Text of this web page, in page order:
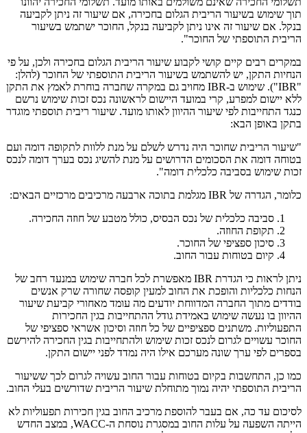
תוך שימוש בשיעור הריבית הגלום בחכירה, אם שיעור זה ניתן לקביעה
בנקל. אם שיעור זה אינו ניתן לקביעה בנקל, החוכר ישתמש בשיעור
הריבית התוספתי של החוכר".
במקרים רבים קיים קושי לקבוע שיעור הריבית הגלום בחכירה ולכן, על פי
הנחיות התקן, יש להשתמש בשיעור הריבית התוספתי של החוכר (להלן:
"IBR"). שימוש ב-IBR מחויב גם במקרה שחברה בוחרת לאמץ את התקן
ללא יישום למפרע, קרי במועד היישום לראשונה נכס זכות שימוש נרשם
כנגד התחייבות לפי שיעור ההיוון לאותו מועד. שיעור ריבית תוספתי מוגדר
בתקן באופן הבא:
"שיעור הריבית שחוכר היה נדרש לשלם על מנת ללוות לתקופה דומה ועם
בטוחה דומה את הסכומים הדרושים על מנת להשיג נכס בערך דומה לנכס
זכות שימוש בסביבה כלכלית דומה".
כלומר, הגדרה של IBR מגלמת בתוכה ארבעה מרכיבים מרכזיים הבאים:
סביבה כלכלית של נכס הבסיס, כולל מטבע של חוזה החכירה.
תקופת החוזה.
סיכון ספציפי של החוכר.
קיום בטוחות עבור החוב.
ניתן לראות כי הגדרת IBR מאפשרת לכל חברה שימוש במנעד רחב של
הנחות כלכליות והופכת את החוב למעין קופסה שחורה שרק אנשים
בודדים מתוך החברה המדווחת יודעים מה עומד מאחורי קביעת שיעור
ההיוון בו נעשה שימוש באמידת גודל ההתחייבות בגין החכירות
התפעוליות. משתנים ספציפיים של כל חוזה וסיכון אשראי ספציפי של
החוכר עשויים לגרום לנכס זכות שימוש ולהתחייבות בגין החכירה להירשם
בספרים לפי ערך שונה מערכם אילו היה נמדד לפני יישום התקן.
כמו כן, התחשבות בקיום בטוחות עבור החוב עשויה לגרום לכך ששיעור
הריבית התוספתי יהיה נמוך מתוחלת שיעור הריבית שדורשים בעלי החוב.
לסיכום עד כה, אם בעבר להוספת מרכיב החוב בגין חכירות תפעוליות לא
הייתה השפעה על עלות החוב במסגרת נוסחת ה-WACC, במצב החדש